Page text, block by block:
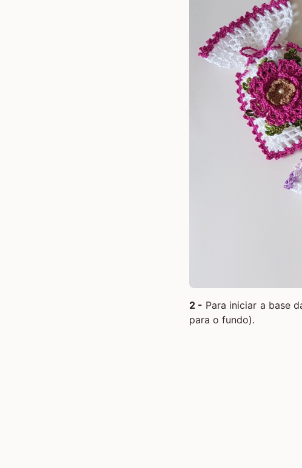
2 - Para iniciar a base
para o fundo).